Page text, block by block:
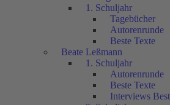
1. Schuljahr
Tagebücher
Autorenrunde
Beste Texte
Beate Leßmann
1. Schuljahr
Autorenrunde
Beste Texte
Interviews